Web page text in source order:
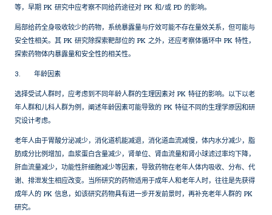
等，早期 PK 研究中应考察不同给药途径对 PK 和/或 PD 的影响。
局部给药全身吸收较少的药物，系统暴露量与疗效可能不存在量效关系，但可能与
安全性相关。其 PK 研究除探索靶部位的 PK 之外，还应考察体循环中 PK 特性，
探索药物体内暴露量和安全性的相关性。
3. 年龄因素
选择受试人群时，应考虑到不同年龄人群的生理因素对 PK 特征的影响。以下以老
年人群和儿科人群为例，阐述年龄因素可能导致的 PK 特征不同的生理学原因和研
究设计考虑。
老年人由于胃酸分泌减少，消化道机能减退，消化道血流减慢，体内水分减少，脂
肪成分比例增加，血浆蛋白含量减少，肾单位、肾血流量和肾小球滤过率均下降，
肝血流量减少，功能性肝细胞减少等因素，导致药物在老年人体内吸收、分布、代
谢、排泄发生相应改变。当所研究的药物适用于成年人和老年人时，往往是先获得
成年人的 PK 信息，如该研究药物具有进一步开发前景时，再补充老年人群的 PK
研究。